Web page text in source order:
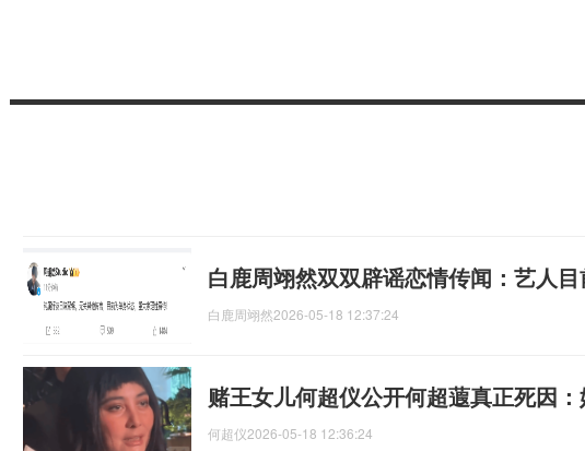
白鹿周翊然双双辟谣恋情传闻：艺人
白鹿周翊然2026-05-18 12:37:24
赌王女儿何超仪公开何超蕸真正死因
何超仪2026-05-18 12:36:24